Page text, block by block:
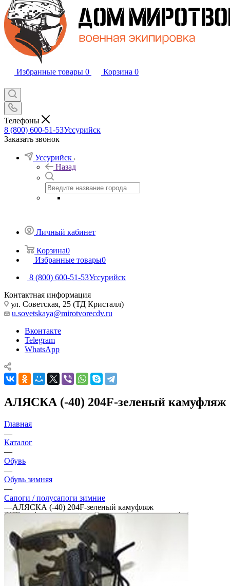
Избранные товары 0 Корзина 0
Телефоны
8 (800) 600-51-53Уссурийск
Заказать звонок
Уссурийск
Назад
Личный кабинет
Корзина0
Избранные товары0
8 (800) 600-51-53Уссурийск
Контактная информация
ул. Советская, 25 (ТД Кристалл)
u.sovetskaya@mirotvorecdv.ru
Вконтакте
Telegram
WhatsApp
АЛЯСКА (-40) 204F-зеленый камуфляж
Главная
—
Каталог
—
Обувь
—
Обувь зимняя
—
Сапоги / полусапоги зимние
—АЛЯСКА (-40) 204F-зеленый камуфляж